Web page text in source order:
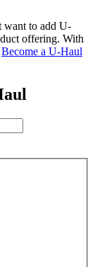
want to add U-
offering. With
Become a U-Haul